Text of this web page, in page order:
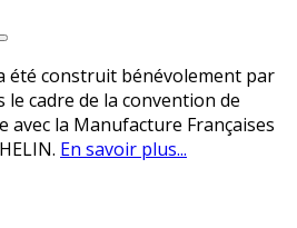
été construit bénévolement par
le cadre de la convention de
avec la Manufacture Françaises
En savoir plus...